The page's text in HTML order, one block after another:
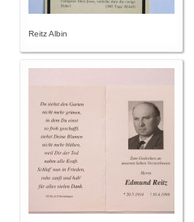
Reitz Albin